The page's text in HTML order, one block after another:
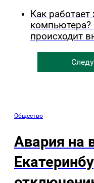
Как
компьютера?
происходит
Общество
Авария на